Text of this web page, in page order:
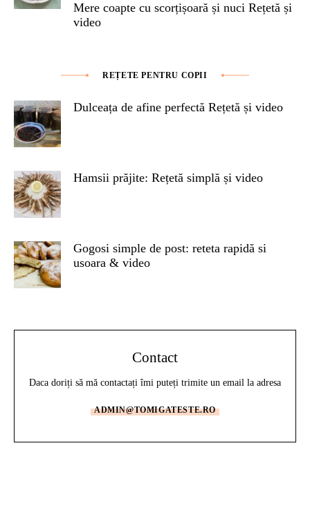
Mere coapte cu scorțișoară și nuci Rețetă și
video
REȚETE PENTRU COPII
Dulceața de afine perfectă Rețetă și video
Hamsii prăjite: Rețetă simplă și video
Gogosi simple de post: reteta rapidă si
usoara & video
Contact
Daca doriți să mă contactați îmi puteți trimite un email la adresa
ADMIN@TOMIGATESTE.RO